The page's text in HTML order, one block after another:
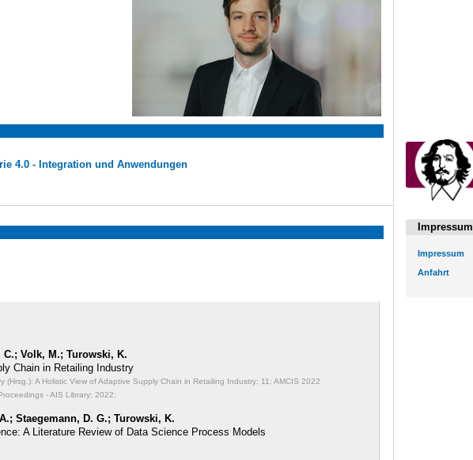
4.0 - Integration und Anwendungen
C.; Volk, M.; Turowski, K.
Chain in Retailing Industry
(Hrsg.): A Holistic View of Adaptive Supply Chain in Retailing Industry; 11; AMCIS 2022
- AIS Library; 2022;
Staegemann, D. G.; Turowski, K.
A Literature Review of Data Science Process Models
Impressum
Impressum
Anfahrt